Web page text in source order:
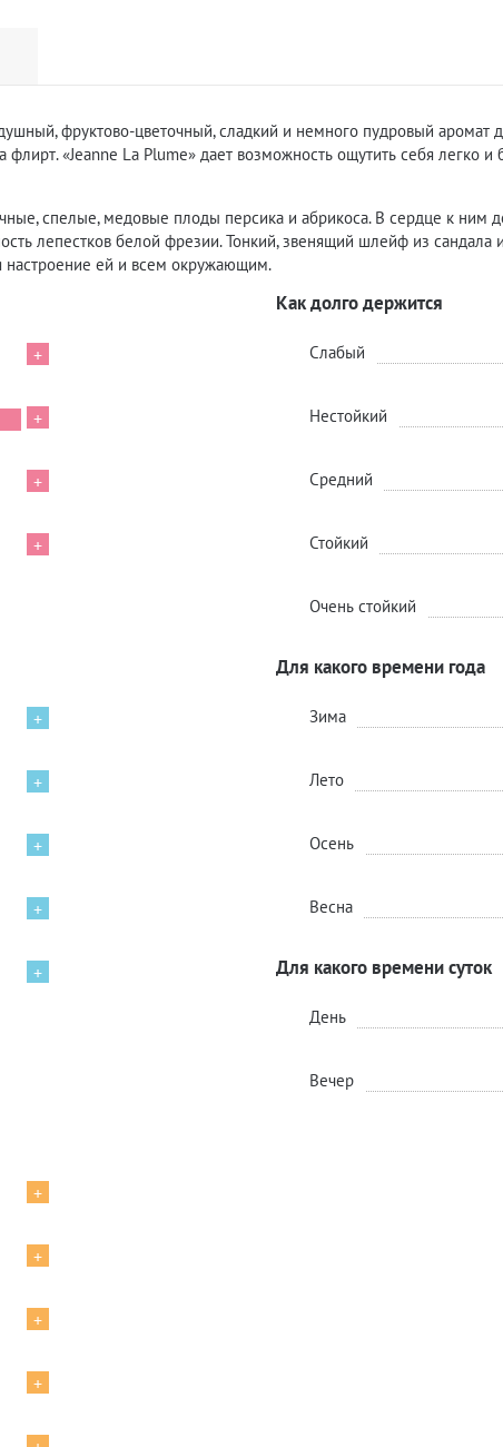
фруктово-цветочный, сладкий и немного пудровый
«Jeanne La Plume» дает возможность ощутить себя легко и
спелые, медовые плоды персика и абрикоса. В сердце к ним
лепестков белой фрезии. Тонкий, звенящий шлейф из сандала
ей и всем окружающим.
+
+
+
+
Как долго держится
Слабый
Нестойкий
Средний
Стойкий
Очень стойкий
+
+
+
+
+
Для какого времени года
Зима
Лето
Осень
Весна
Для какого времени суток
День
Вечер
+
+
+
+